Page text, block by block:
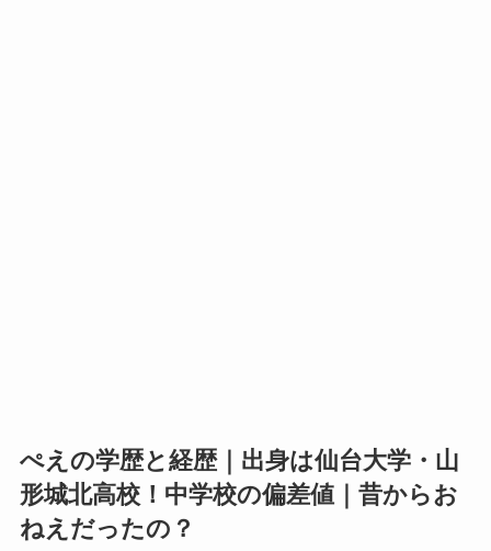
ぺえの学歴と経歴｜出身は仙台大学・山
形城北高校！中学校の偏差値｜昔からお
ねえだったの？